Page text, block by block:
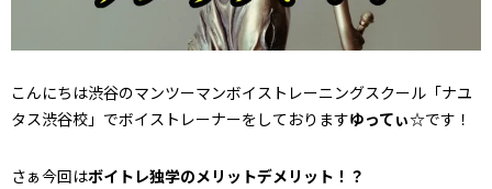
こんにちは渋谷のマンツーマンボイストレーニングスクール「ナユ
タス渋谷校」でボイストレーナーをしておりますゆってぃ☆です！
さぁ今回はボイトレ独学のメリットデメリット！？